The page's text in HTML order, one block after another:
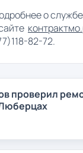
о
82-72.
проверил